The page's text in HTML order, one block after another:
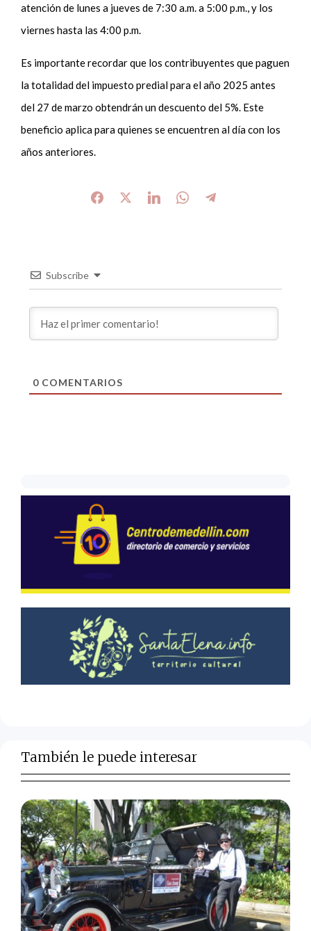
atención de lunes a jueves de 7:30 a.m. a 5:00 p.m., y los
viernes hasta las 4:00 p.m.
Es importante recordar que los contribuyentes que paguen
la totalidad del impuesto predial para el año 2025 antes
del 27 de marzo obtendrán un descuento del 5%. Este
beneficio aplica para quienes se encuentren al día con los
años anteriores.
Subscribe
0COMENTARIOS
También le puede interesar